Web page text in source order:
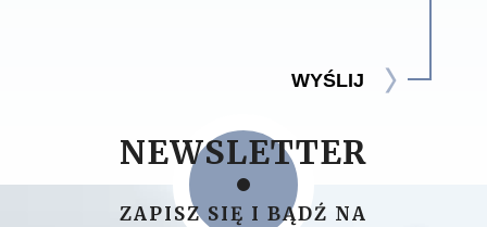
WYŚLIJ
NEWSLETTER
ZAPISZ SIĘ I BĄDŹ NA